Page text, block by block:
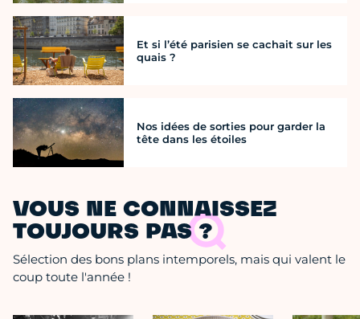
Et si l’été parisien se cachait sur les
quais ?
Nos idées de sorties pour garder la
tête dans les étoiles
VOUS NE CONNAISSEZ
TOUJOURS PAS ?
Sélection des bons plans intemporels, mais qui valent le
coup toute l'année !